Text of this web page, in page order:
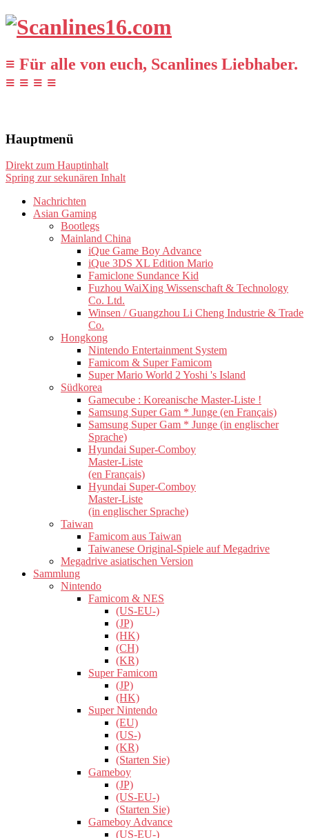
≡ Für alle von euch, Scanlines Liebhaber.
≡ ≡ ≡ ≡
Hauptmenü
Direkt zum Hauptinhalt
Spring zur sekunären Inhalt
Nachrichten
Asian Gaming
Bootlegs
Mainland China
iQue Game Boy Advance
iQue 3DS XL Edition Mario
Famiclone Sundance Kid
Fuzhou WaiXing Wissenschaft & Technology
Co. Ltd.
Winsen / Guangzhou Li Cheng Industrie & Trade
Co.
Hongkong
Nintendo Entertainment System
Famicom & Super Famicom
Super Mario World 2 Yoshi 's Island
Südkorea
Gamecube : Koreanische Master-Liste !
Samsung Super Gam * Junge (en Français)
Samsung Super Gam * Junge (in englischer
Sprache)
Hyundai Super-Comboy
Master-Liste
(en Français)
Hyundai Super-Comboy
Master-Liste
(in englischer Sprache)
Taiwan
Famicom aus Taiwan
Taiwanese Original-Spiele auf Megadrive
Megadrive asiatischen Version
Sammlung
Nintendo
Famicom & NES
(US-EU-)
(JP)
(HK)
(CH)
(KR)
Super Famicom
(JP)
(HK)
Super Nintendo
(EU)
(US-)
(KR)
(Starten Sie)
Gameboy
(JP)
(US-EU-)
(Starten Sie)
Gameboy Advance
(US-EU-)